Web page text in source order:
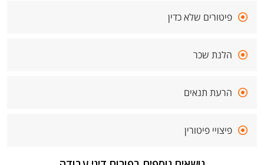
פיטורים שלא כדין
הלנת שכר
הרעת תנאים
פיצויי פיטורין